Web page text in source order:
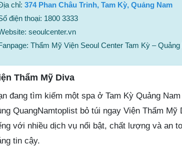
chỉ: 374 Phan Châu Trinh, Tam Kỳ, Quảng Nam
điện thoại: 1800 3333
seoulcenter.vn
Thẩm Mỹ Viện Seoul Center Tam Kỳ – Quảng
Thẩm Mỹ Diva
đang tìm kiếm một spa ở Tam Kỳ Quảng
QuangNamtoplist bỏ túi ngay Viện Thẩm
với nhiều dịch vụ nổi bật, chất lượng và an
tin cậy.